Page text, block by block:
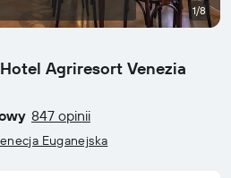
Agriresort Venezia
847 opinii
Euganejska
1/8